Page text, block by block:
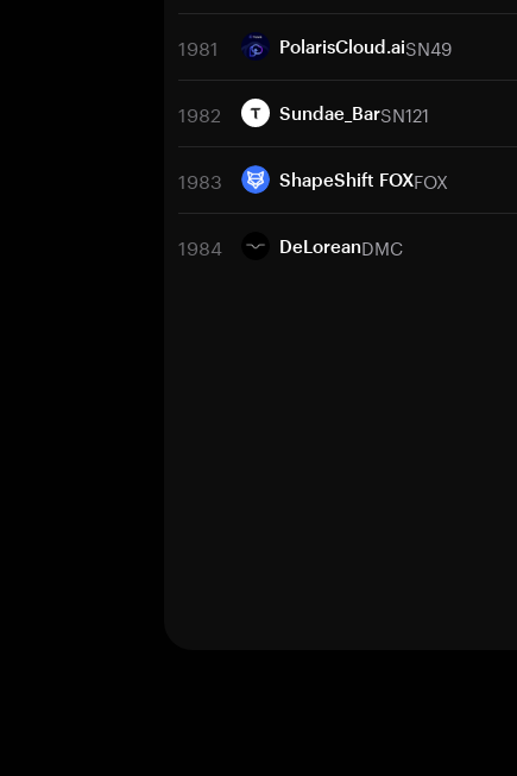
1981 PolarisCloud.aiSN49
1982 Sundae_BarSN121
1983 ShapeShift FOXFOX
1984 DeLoreanDMC